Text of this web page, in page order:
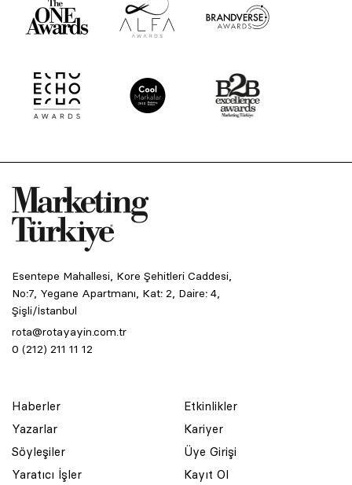
Esentepe Mahallesi, Kore Şehitleri Caddesi,
No:7, Yegane Apartmanı, Kat: 2, Daire: 4,
Şişli/İstanbul
rota@rotayayin.com.tr
0 (212) 211 11 12
Haberler
Yazarlar
Söyleşiler
Yaratıcı İşler
Etkinlikler
Kariyer
Üye Girişi
Kayıt Ol